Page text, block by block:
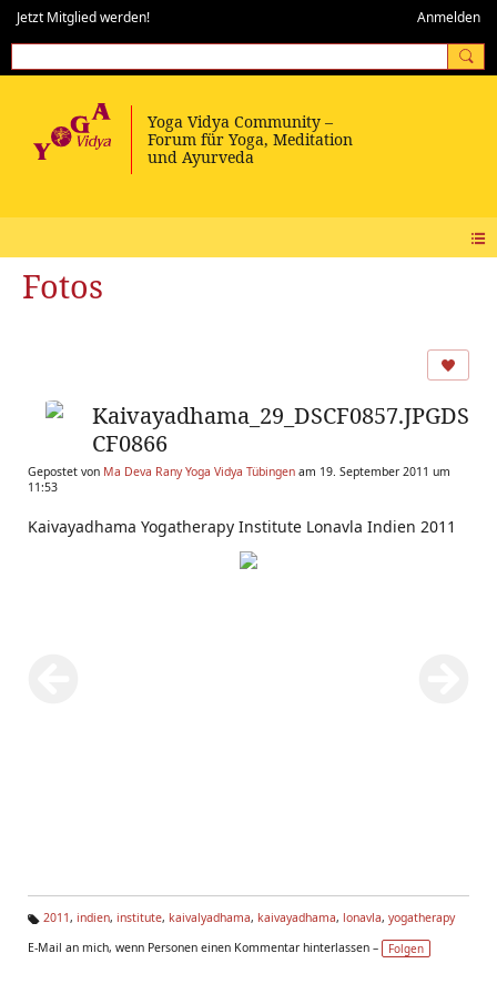
Jetzt Mitglied werden! Anmelden
Fotos
Kaivayadhama_29_DSCF0857.JPGDS
CF0866
Gepostet von Ma Deva Rany Yoga Vidya Tübingen am 19. September 2011 um
11:53
Kaivayadhama Yogatherapy Institute Lonavla Indien 2011
g
2011 , indien, institute, kaivalyadhama, kaivayadhama, lonavla, yogatherapy
E-Mail an mich, wenn Personen einen Kommentar hinterlassen –
Folgen